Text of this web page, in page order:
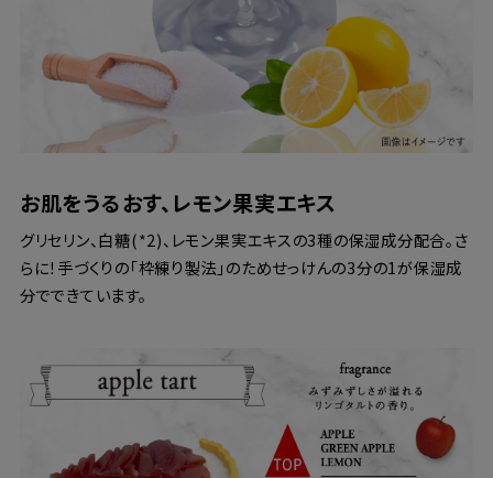
お肌をうるおす、レモン果実エキス
グリセリン、白糖(*2)、レモン果実エキスの3種の保湿成分配合。さ
らに！手づくりの「枠練り製法」のためせっけんの3分の1が保湿成
分でできています。